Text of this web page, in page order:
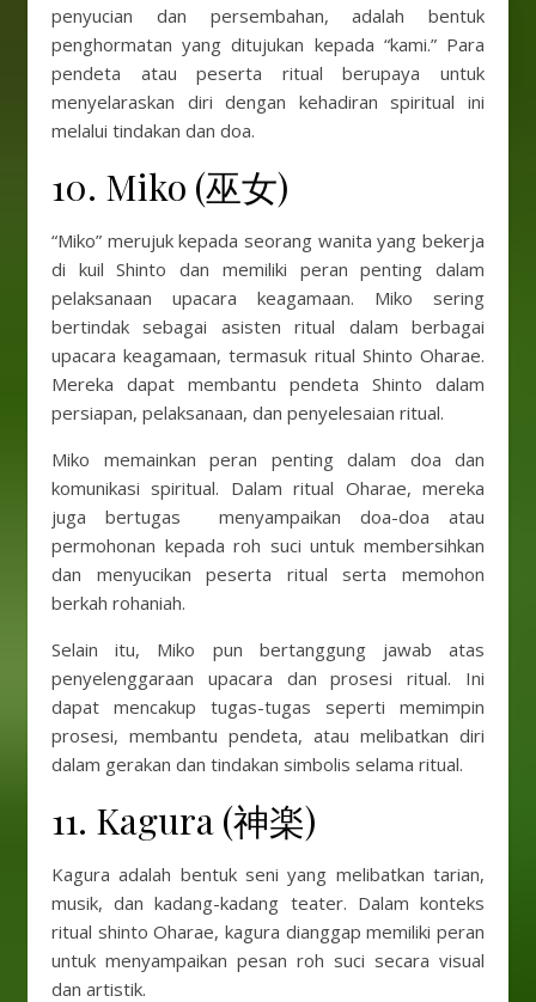
penyucian dan persembahan, adalah bentuk
penghormatan yang ditujukan kepada “kami.” Para
pendeta atau peserta ritual berupaya untuk
menyelaraskan diri dengan kehadiran spiritual ini
melalui tindakan dan doa.
10. Miko (巫女)
“Miko” merujuk kepada seorang wanita yang bekerja
di kuil Shinto dan memiliki peran penting dalam
pelaksanaan upacara keagamaan. Miko sering
bertindak sebagai asisten ritual dalam berbagai
upacara keagamaan, termasuk ritual Shinto Oharae.
Mereka dapat membantu pendeta Shinto dalam
persiapan, pelaksanaan, dan penyelesaian ritual.
Miko memainkan peran penting dalam doa dan
komunikasi spiritual. Dalam ritual Oharae, mereka
juga bertugas menyampaikan doa-doa atau
permohonan kepada roh suci untuk membersihkan
dan menyucikan peserta ritual serta memohon
berkah rohaniah.
Selain itu, Miko pun bertanggung jawab atas
penyelenggaraan upacara dan prosesi ritual. Ini
dapat mencakup tugas-tugas seperti memimpin
prosesi, membantu pendeta, atau melibatkan diri
dalam gerakan dan tindakan simbolis selama ritual.
11. Kagura (神楽)
Kagura adalah bentuk seni yang melibatkan tarian,
musik, dan kadang-kadang teater. Dalam konteks
ritual shinto Oharae, kagura dianggap memiliki peran
untuk menyampaikan pesan roh suci secara visual
dan artistik.